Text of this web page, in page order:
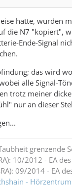
hatte, wurden
die N7 "kopiert",
Ende-Signal
das wird
alle Signal-
trotz meiner
nur an dieser
grenzende
10/2012 - EA des
09/2014 - EA
-